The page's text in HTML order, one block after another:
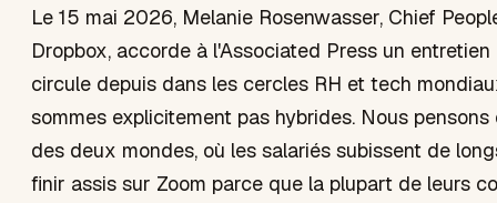
Le 15 mai 2026, Melanie Rosenwasser, Chief
Dropbox, accorde à l'Associated Press un
circule depuis dans les cercles RH et tech
sommes explicitement pas hybrides. Nous
des deux mondes, où les salariés subissent de
finir assis sur Zoom parce que la plupart de leurs